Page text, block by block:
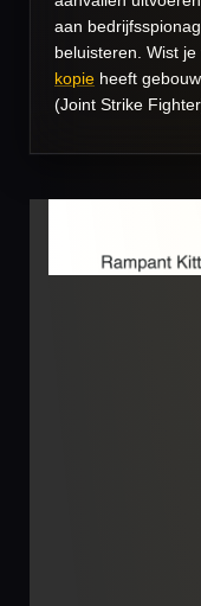
aan
beluisteren. Wist
kopie heeft
(Joint Strike